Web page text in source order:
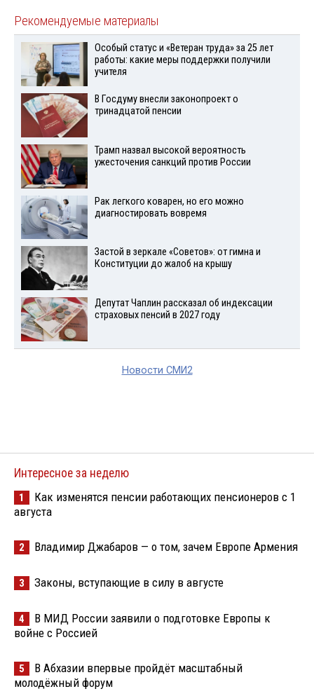
Рекомендуемые материалы
Особый статус и «Ветеран труда» за 25 лет
работы: какие меры поддержки получили
учителя
В Госдуму внесли законопроект о
тринадцатой пенсии
Трамп назвал высокой вероятность
ужесточения санкций против России
Рак легкого коварен, но его можно
диагностировать вовремя
Застой в зеркале «Советов»: от гимна и
Конституции до жалоб на крышу
Депутат Чаплин рассказал об индексации
страховых пенсий в 2027 году
Новости СМИ2
Интересное за неделю
1
Как изменятся пенсии работающих пенсионеров с 1
августа
2 Владимир Джабаров — о том, зачем Европе Армения
3 Законы, вступающие в силу в августе
4
В МИД России заявили о подготовке Европы к
войне с Россией
5
В Абхазии впервые пройдёт масштабный
молодёжный форум